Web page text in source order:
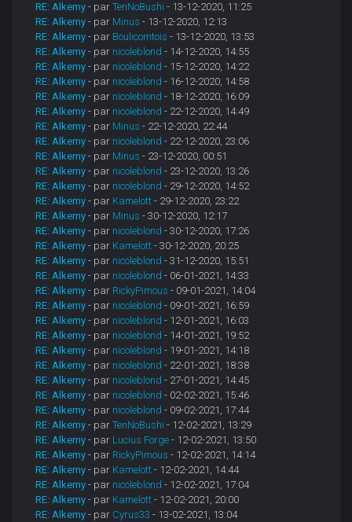
RE: Alkemy - parTenNoBushi - 13-12-2020, 11:25
RE: Alkemy - par Minus - 13-12-2020, 12:13
RE: Alkemy - par Boulicomtois - 13-12-2020, 13:53
RE: Alkemy - par nicoleblond - 14-12-2020, 14:55
RE: Alkemy - par nicoleblond - 15-12-2020, 14:22
RE: Alkemy - par nicoleblond - 16-12-2020, 14:58
RE: Alkemy - par nicoleblond - 18-12-2020, 16:09
RE: Alkemy - par nicoleblond - 22-12-2020, 14:49
RE: Alkemy - par Minus - 22-12-2020, 22:44
RE: Alkemy - par nicoleblond - 22-12-2020, 23:06
RE: Alkemy - par Minus - 23-12-2020, 00:51
RE: Alkemy - par nicoleblond - 23-12-2020, 13:26
RE: Alkemy - par nicoleblond - 29-12-2020, 14:52
RE: Alkemy - par Kamelott - 29-12-2020, 23:22
RE: Alkemy - par Minus - 30-12-2020, 12:17
RE: Alkemy - par nicoleblond - 30-12-2020, 17:26
RE: Alkemy - par Kamelott - 30-12-2020, 20:25
RE: Alkemy - par nicoleblond - 31-12-2020, 15:51
RE: Alkemy - par nicoleblond - 06-01-2021, 14:33
RE: Alkemy - par RickyPimous - 09-01-2021, 14:04
RE: Alkemy - par nicoleblond - 09-01-2021, 16:59
RE: Alkemy - par nicoleblond - 12-01-2021, 16:03
RE: Alkemy - par nicoleblond - 14-01-2021, 19:52
RE: Alkemy - par nicoleblond - 19-01-2021, 14:18
RE: Alkemy - par nicoleblond - 22-01-2021, 18:38
RE: Alkemy - par nicoleblond - 27-01-2021, 14:45
RE: Alkemy - par nicoleblond - 02-02-2021, 15:46
RE: Alkemy - par nicoleblond - 09-02-2021, 17:44
RE: Alkemy - parTenNoBushi - 12-02-2021, 13:29
RE: Alkemy - par Lucius Forge - 12-02-2021, 13:50
RE: Alkemy - par RickyPimous - 12-02-2021, 14:14
RE: Alkemy - par Kamelott - 12-02-2021, 14:44
RE: Alkemy - par nicoleblond - 12-02-2021, 17:04
RE: Alkemy - par Kamelott - 12-02-2021, 20:00
RE: Alkemy - par Cyrus33 - 13-02-2021, 13:04